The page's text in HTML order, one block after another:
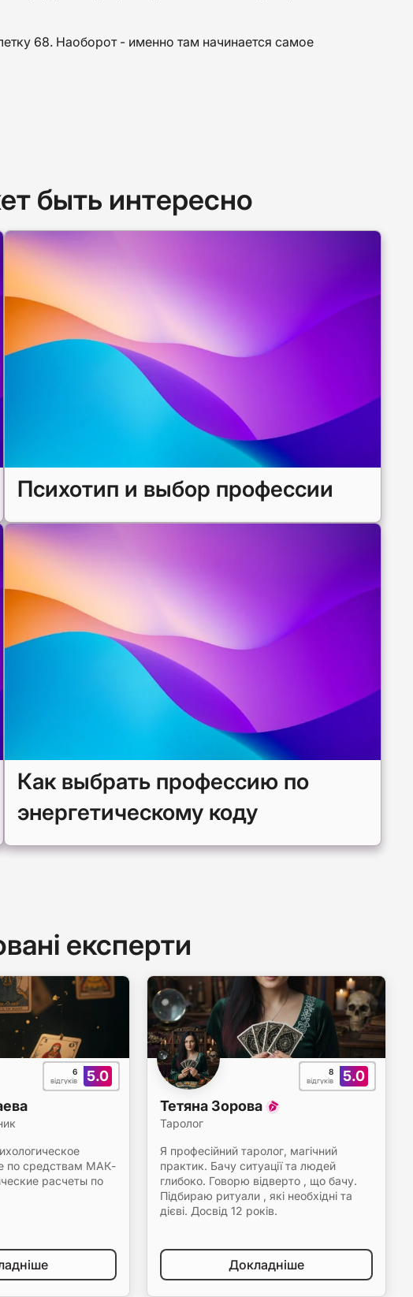
68. Наоборот - именно там начинается самое
быть интересно
Психотип и выбор профессии
Как выбрать профессию по
энергетическому коду
експерти
5.0
6
відгуків
по средствам МАК-
расчеты по
5.0
8
відгуків
Тетяна Зорова
Таролог
Я професійний таролог, магічний
практик. Бачу ситуації та людей
глибоко. Говорю відверто , що бачу.
Підбираю ритуали , які необхідні та
дієві. Досвід 12 років.
Докладніше